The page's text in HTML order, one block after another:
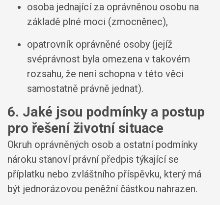
osoba jednající za oprávněnou osobu na
základě plné moci (zmocněnec),
opatrovník oprávněné osoby (jejíž
svéprávnost byla omezena v takovém
rozsahu, že není schopna v této věci
samostatně právně jednat).
6. Jaké jsou podmínky a postup
pro řešení životní situace
Okruh oprávněných osob a ostatní podmínky
nároku stanoví právní předpis týkající se
příplatku nebo zvláštního příspěvku, který má
být jednorázovou peněžní částkou nahrazen.